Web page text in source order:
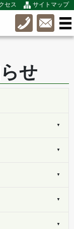
セス サイトマップ
せ